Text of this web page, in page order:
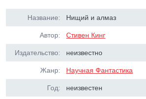
Название: Нищий и алмаз
Автор: Стивен Кинг
Издательство: неизвестно
Жанр: Научная Фантастика
Год: неизвестен